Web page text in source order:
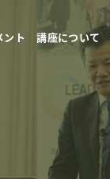
ント 講座について